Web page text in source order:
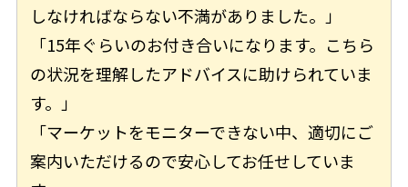
しなければならない不満がありました。」
「15年ぐらいのお付き合いになります。こちら
の状況を理解したアドバイスに助けられていま
す。」
「マーケットをモニターできない中、適切にご
案内いただけるので安心してお任せしていま